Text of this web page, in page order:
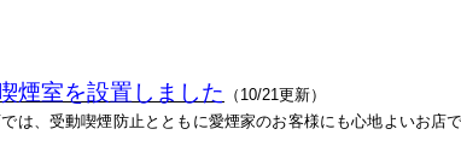
煙室を設置しました
（10/21更新）
は、受動喫煙防止とともに愛煙家のお客様にも心地よいお店